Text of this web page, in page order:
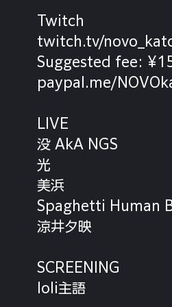
Twitch
twitch.tv/
Suggested fee:
paypal.me/
LIVE
没 AkA NGS
光
美浜
Spaghetti Human
涼井夕映
SCREENING
loli主語